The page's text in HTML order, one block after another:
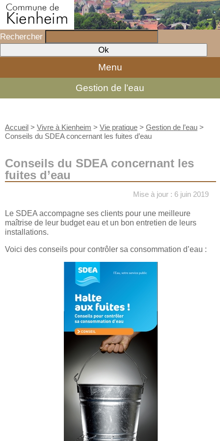
Rechercher
Menu
Gestion de l’eau
Accueil > Vivre à Kienheim > Vie pratique > Gestion de l’eau >
Conseils du SDEA concernant les fuites d’eau
Conseils du SDEA concernant les
fuites d’eau
Mise à jour : 6 juin 2019
Le SDEA accompagne ses clients pour une meilleure
maîtrise de leur budget eau et un bon entretien de leurs
installations.
Voici des conseils pour contrôler sa consommation d’eau :